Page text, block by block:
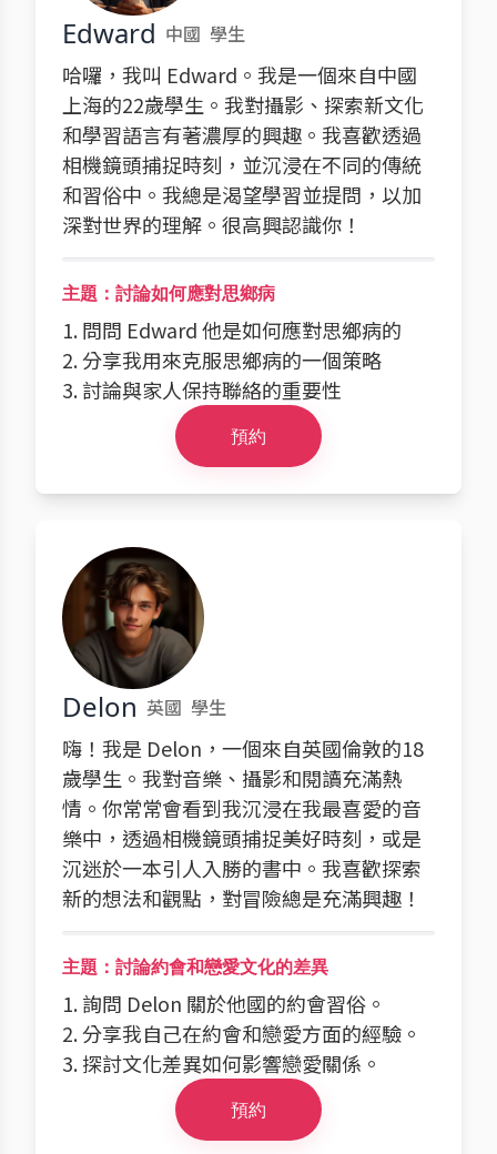
Edward 中國 學生
哈囉，我叫 Edward。我是一個來自中國
上海的22歲學生。我對攝影、探索新文化
和學習語言有著濃厚的興趣。我喜歡透過
相機鏡頭捕捉時刻，並沉浸在不同的傳統
和習俗中。我總是渴望學習並提問，以加
深對世界的理解。很高興認識你！
主題：討論如何應對思鄉病
1. 問問 Edward 他是如何應對思鄉病的
2. 分享我用來克服思鄉病的一個策略
3. 討論與家人保持聯絡的重要性
預約
Delon 英國 學生
嗨！我是 Delon，一個來自英國倫敦的18
歲學生。我對音樂、攝影和閱讀充滿熱
情。你常常會看到我沉浸在我最喜愛的音
樂中，透過相機鏡頭捕捉美好時刻，或是
沉迷於一本引人入勝的書中。我喜歡探索
新的想法和觀點，對冒險總是充滿興趣！
主題：討論約會和戀愛文化的差異
1. 詢問 Delon 關於他國的約會習俗。
2. 分享我自己在約會和戀愛方面的經驗。
3. 探討文化差異如何影響戀愛關係。
預約